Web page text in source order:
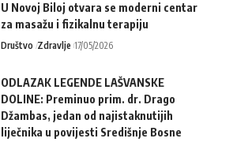
U Novoj Biloj otvara se moderni centar
za masažu i fizikalnu terapiju
Društvo Zdravlje 17/05/2026
ODLAZAK LEGENDE LAŠVANSKE
DOLINE: Preminuo prim. dr. Drago
Džambas, jedan od najistaknutijih
liječnika u povijesti Središnje Bosne